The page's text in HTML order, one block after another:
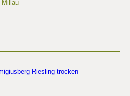
Millau
Riesling trocken